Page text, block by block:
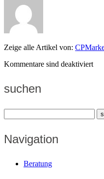
Zeige alle Artikel von:
Kommentare sind deaktiviert
suchen
Navigation
Beratung